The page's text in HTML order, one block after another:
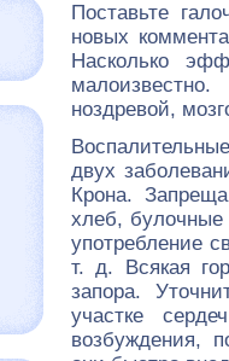
Поставьте
новых
Насколько
ноздревой,
двух
Крона.
хлеб, булочные
употребление
т. д. Всякая
запора.
участке
возбуждения,